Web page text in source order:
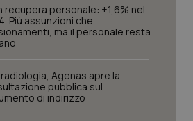
recupera personale: +1,6% nel
Più assunzioni che
ma il personale resta
Agenas apre la
pubblica sul
di indirizzo
Statistici Marketing
contribuiscono a rendere fruibile il
funzionalità di base quali la